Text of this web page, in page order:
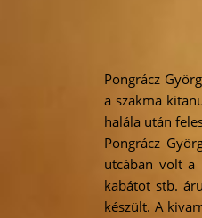
Pongrácz
a szakma
halála után
Pongrácz
utcában volt a
kabátot stb.
készült. A